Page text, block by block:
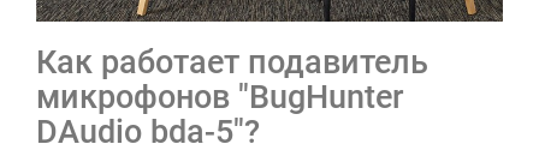
Как работает подавитель
микрофонов "BugHunter
DAudio bda-5"?